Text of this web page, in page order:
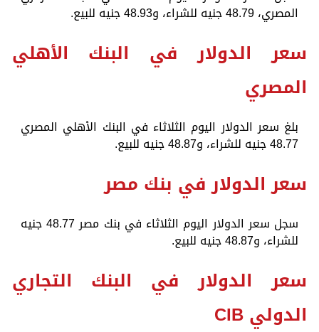
المصري، 48.79 جنيه للشراء، و48.93 جنيه للبيع.
سعر الدولار في البنك الأهلي
المصري
بلغ سعر الدولار اليوم الثلاثاء في البنك الأهلي المصري
48.77 جنيه للشراء، و48.87 جنيه للبيع.
سعر الدولار في بنك مصر
سجل سعر الدولار اليوم الثلاثاء في بنك مصر 48.77 جنيه
للشراء، و48.87 جنيه للبيع.
سعر الدولار في البنك التجاري
الدولي CIB